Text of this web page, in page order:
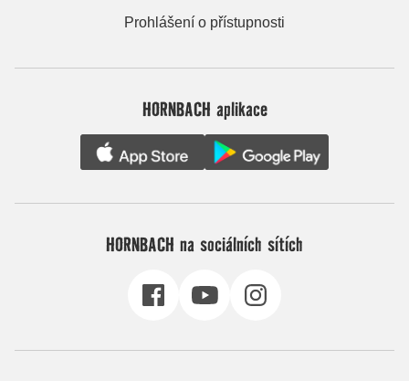
Prohlášení o přístupnosti
HORNBACH aplikace
HORNBACH na sociálních sítích